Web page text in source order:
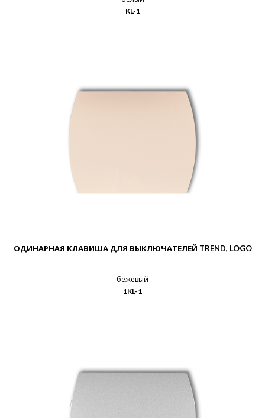
KL-1
ОДИНАРНАЯ КЛАВИША ДЛЯ ВЫКЛЮЧАТЕЛЕЙ TREND, LOGO
бежевый
1KL-1